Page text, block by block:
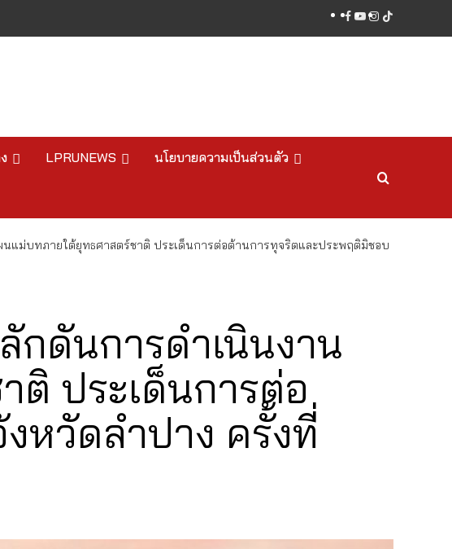
facebook
youtube
instagram
tiktok
LPRUNEWS นโยบายความเป็นส่วนตัว
แม่บทภายใต้ยุทธศาสตร์ชาติ ประเด็นการต่อต้านการทุจริตและประพฤติมิชอบ
กดันการดำเนินงาน
ประเด็นการต่อ
หวัดลำปาง ครั้งที่